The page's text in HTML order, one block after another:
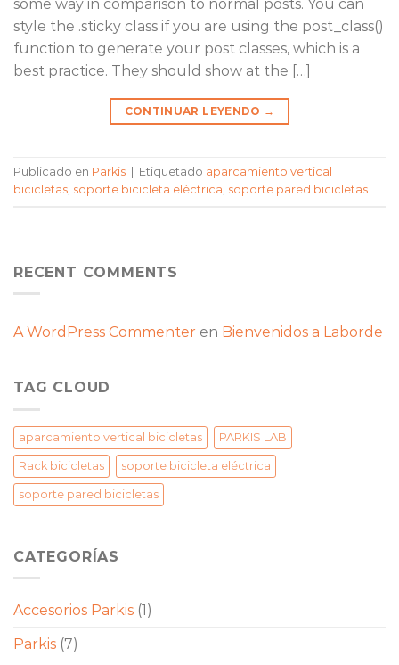
some way in comparison to normal posts. You can
style the .sticky class if you are using the post_class()
function to generate your post classes, which is a
best practice. They should show at the […]
CONTINUAR LEYENDO →
Publicado en Parkis Etiquetado aparcamiento vertical
bicicletas soporte bicicleta eléctrica soporte pared bicicletas
RECENT COMMENTS
A WordPress Commenter en Bienvenidos a Laborde
TAG CLOUD
aparcamiento vertical bicicletas PARKIS LAB
Rack bicicletas soporte bicicleta eléctrica
soporte pared bicicletas
CATEGORÍAS
Accesorios Parkis (1)
Parkis (7)